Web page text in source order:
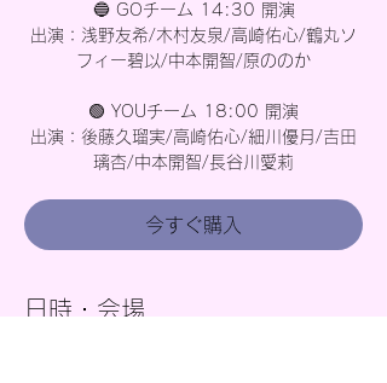
🔵 GOチーム 14:30 開演
出演：浅野友希/木村友泉/高崎佑心/鶴丸ソ
フィー碧以/中本開智/原ののか
🟢 YOUチーム 18:00 開演
出演：後藤久瑠実/高崎佑心/細川優月/吉田
璃杏/中本開智/長谷川愛莉
今すぐ購入
日時・会場